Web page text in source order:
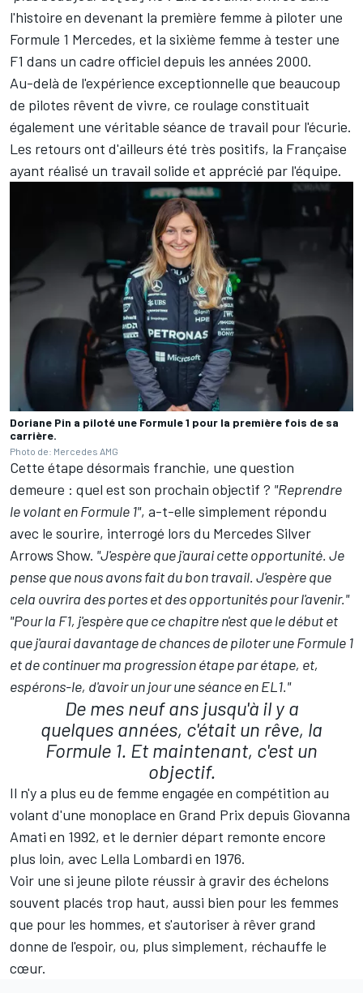
l'histoire en devenant la première femme à piloter une
Formule 1 Mercedes, et la sixième femme à tester une
F1 dans un cadre officiel depuis les années 2000.
Au-delà de l'expérience exceptionnelle que beaucoup
de pilotes rêvent de vivre, ce roulage constituait
également une véritable séance de travail pour l'écurie.
Les retours ont d'ailleurs été très positifs, la Française
ayant réalisé un travail solide et apprécié par l'équipe.
Doriane Pin a piloté une Formule 1 pour la première fois de sa
carrière.
Photo de: Mercedes AMG
Cette étape désormais franchie, une question
demeure : quel est son prochain objectif ? "Reprendre
le volant en Formule 1", a-t-elle simplement répondu
avec le sourire, interrogé lors du Mercedes Silver
Arrows Show. "J'espère que j'aurai cette opportunité. Je
pense que nous avons fait du bon travail. J'espère que
cela ouvrira des portes et des opportunités pour l'avenir."
"Pour la F1, j'espère que ce chapitre n'est que le début et
que j'aurai davantage de chances de piloter une Formule 1
et de continuer ma progression étape par étape, et,
espérons-le, d'avoir un jour une séance en EL1."
De mes neuf ans jusqu'à il y a
quelques années, c'était un rêve, la
Formule 1. Et maintenant, c'est un
objectif.
Il n'y a plus eu de femme engagée en compétition au
volant d'une monoplace en Grand Prix depuis Giovanna
Amati en 1992, et le dernier départ remonte encore
plus loin, avec Lella Lombardi en 1976.
Voir une si jeune pilote réussir à gravir des échelons
souvent placés trop haut, aussi bien pour les femmes
que pour les hommes, et s'autoriser à rêver grand
donne de l'espoir, ou, plus simplement, réchauffe le
cœur.